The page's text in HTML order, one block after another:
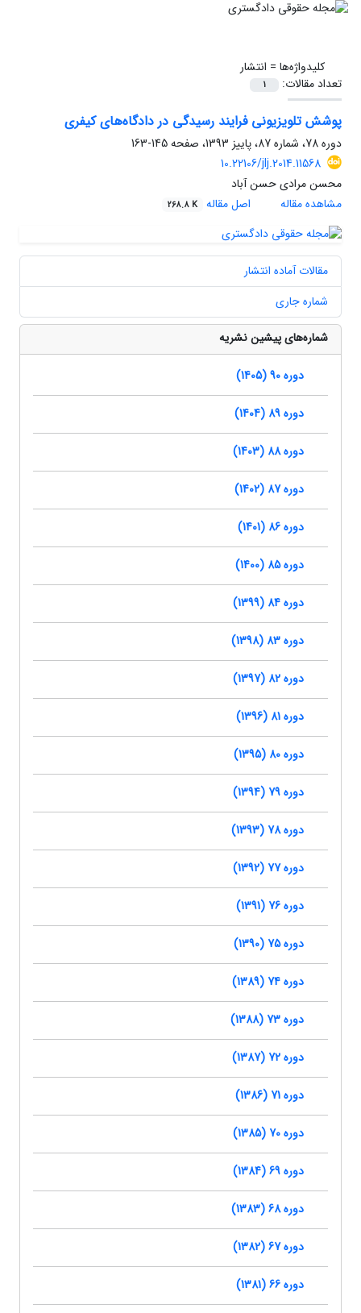
کلیدواژه‌ها = انتشار
تعداد مقالات:
1
پوشش تلویزیونی فرایند رسیدگی در دادگاه‌های کیفری
دوره 78، شماره 87، پاییز 1393، صفحه
145-163
10.22106/jlj.2014.11568
محسن مرادی حسن آباد
مشاهده مقاله
اصل مقاله 268.8 K
مقالات آماده انتشار
شماره جاری
شماره‌های پیشین نشریه
دوره 90 (1405)
دوره 89 (1404)
دوره 88 (1403)
دوره 87 (1402)
دوره 86 (1401)
دوره 85 (1400)
دوره 84 (1399)
دوره 83 (1398)
دوره 82 (1397)
دوره 81 (1396)
دوره 80 (1395)
دوره 79 (1394)
دوره 78 (1393)
دوره 77 (1392)
دوره 76 (1391)
دوره 75 (1390)
دوره 74 (1389)
دوره 73 (1388)
دوره 72 (1387)
دوره 71 (1386)
دوره 70 (1385)
دوره 69 (1384)
دوره 68 (1383)
دوره 67 (1382)
دوره 66 (1381)